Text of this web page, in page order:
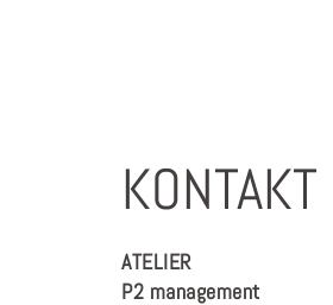
KONTAKT
ATELIER
P2 management